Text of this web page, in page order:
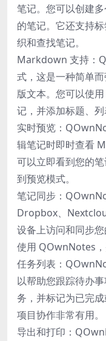
笔记。您可以创建
的笔记。它还支持
织和查找笔记。
Markdown 支持：
式，这是一种简单
版文本。您可以使
记，并添加标题、列
实时预览：
辑笔记时即时查看
可以立即看到您的
到预览模式。
笔记同步：
Dropbox、
设备上访问和同步
使用 QOwnNotes，
任务列表：
以帮助您跟踪待办
务，并标记为已完
项目协作非常有用。
导出和打印：